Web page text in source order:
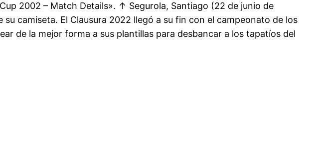
2002 – Match Details». ↑ Segurola, Santiago (22 de junio de
camiseta. El Clausura 2022 llegó a su fin con el campeonato de los
de la mejor forma a sus plantillas para desbancar a los tapatíos del